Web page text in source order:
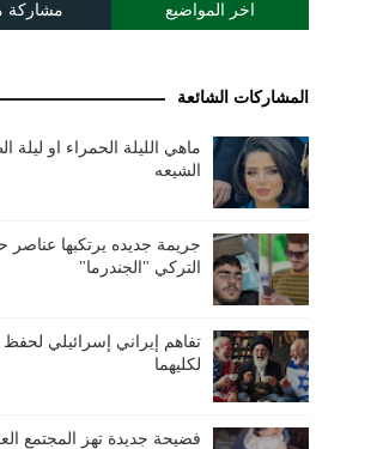
اخر المواضيع مشاركة
المشاركات الشائعة
ماهي الليلة الحمراء او ليلة
الشيعه
جريمة جديده يرتكبها
التركي "الجندرما"
تفاهم إيراني إسرائيلي لحفظ
لكليهما
فضيحة جديدة تهز المجتمع